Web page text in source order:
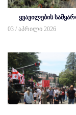
ყვავილების
03 / აპრილი 2026